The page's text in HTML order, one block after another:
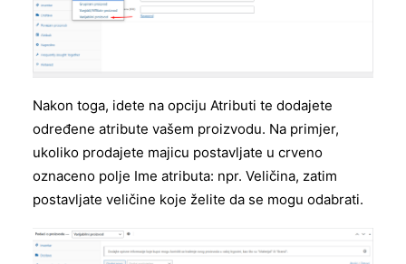
Nakon toga, idete na opciju Atributi te dodajete
određene atribute vašem proizvodu. Na primjer,
ukoliko prodajete majicu postavljate u crveno
oznaceno polje Ime atributa: npr. Veličina, zatim
postavljate veličine koje želite da se mogu odabrati.